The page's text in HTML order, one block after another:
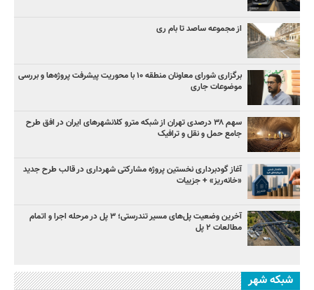
از مجموعه ساصد تا بام ری
برگزاری شورای معاونان منطقه ۱۰ با محوریت پیشرفت پروژه‌ها و بررسی
موضوعات جاری
سهم ۳۸ درصدی تهران از شبکه مترو کلانشهرهای ایران در افق طرح
جامع حمل و نقل و ترافیک
آغاز گودبرداری نخستین پروژه مشارکتی شهرداری در قالب طرح جدید
«خانه‌ریز» + جزییات
آخرین وضعیت پل‌های مسیر تندرستی؛ ۳ پل در مرحله اجرا و اتمام
مطالعات ۲ پل
شبکه شهر